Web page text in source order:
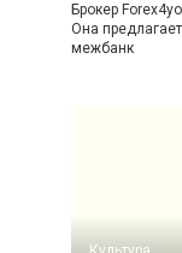
Брокер
Она
межбанк